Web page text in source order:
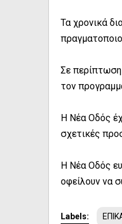
Τα χρονικά
Σε
τον
Η Νέα Οδός
σχετικές
Η Νέα Οδός
οφείλουν να
Labels: